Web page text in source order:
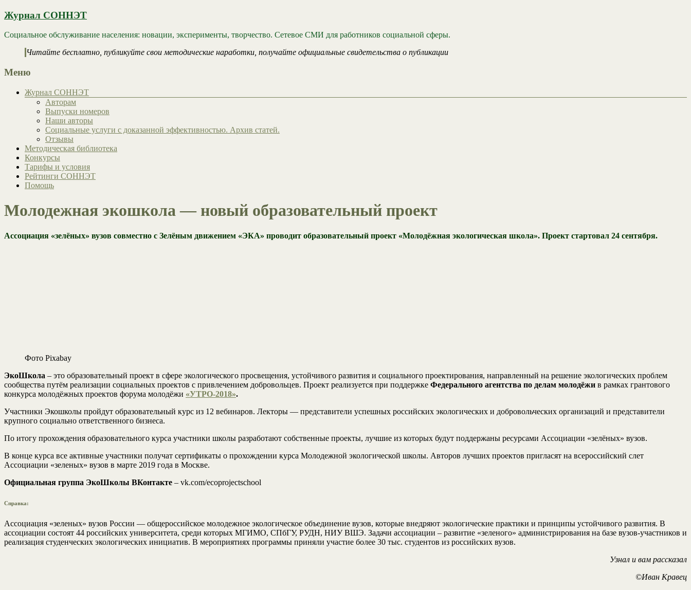
Журнал СОННЭТ
Социальное обслуживание населения: новации, эксперименты, творчество. Сетевое СМИ для работников социальной сферы.
Читайте бесплатно, публикуйте свои методические наработки, получайте официальные свидетельства о публикации
Меню
Журнал СОННЭТ
Авторам
Выпуски номеров
Наши авторы
Социальные услуги с доказанной эффективностью. Архив статей.
Отзывы
Методическая библиотека
Конкурсы
Тарифы и условия
Рейтинги СОННЭТ
Помощь
Молодежная экошкола — новый образовательный проект
Ассоциация «зелёных» вузов совместно с Зелёным движением «ЭКА» проводит образовательный проект «Молодёжная экологическая школа». Проект стартовал 24 сентября.
Фото Pixabay
ЭкоШкола – это образовательный проект в сфере экологического просвещения, устойчивого развития и социального проектирования, направленный на решение экологических проблем
сообщества путём реализации социальных проектов с привлечением добровольцев. Проект реализуется при поддержке Федерального агентства по делам молодёжи в рамках грантового
конкурса молодёжных проектов форума молодёжи «УТРО-2018».
Участники Экошколы пройдут образовательный курс из 12 вебинаров. Лекторы — представители успешных российских экологических и добровольческих организаций и представители
крупного социально ответственного бизнеса.
По итогу прохождения образовательного курса участники школы разработают собственные проекты, лучшие из которых будут поддержаны ресурсами Ассоциации «зелёных» вузов.
В конце курса все активные участники получат сертификаты о прохождении курса Молодежной экологической школы. Авторов лучших проектов пригласят на всероссийский слет
Ассоциации «зеленых» вузов в марте 2019 года в Москве.
Официальная группа ЭкоШколы ВКонтакте – vk.com/ecoprojectschool
Справка:
Ассоциация «зеленых» вузов России — общероссийское молодежное экологическое объединение вузов, которые внедряют экологические практики и принципы устойчивого развития. В
ассоциации состоят 44 российских университета, среди которых МГИМО, СПбГУ, РУДН, НИУ ВШЭ. Задачи ассоциации – развитие «зеленого» администрирования на базе вузов-участников и
реализация студенческих экологических инициатив. В мероприятиях программы приняли участие более 30 тыс. студентов из российских вузов.
Узнал и вам рассказал
©Иван Кравец